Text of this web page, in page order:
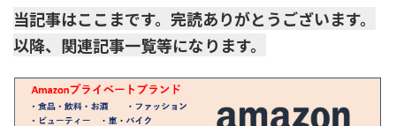
当記事はここまです。完読ありがとうございます。
以降、関連記事一覧等になります。